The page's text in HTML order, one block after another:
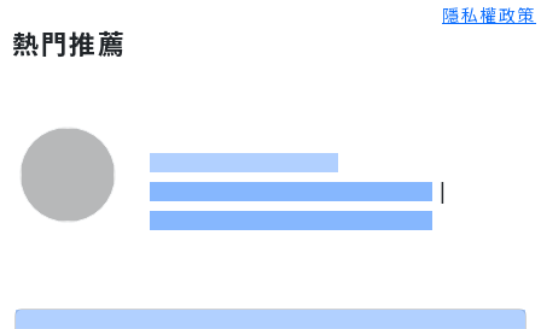
隱私權政策
熱門推薦
|